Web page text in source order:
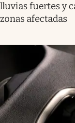
lluvias fuertes y
zonas afectadas